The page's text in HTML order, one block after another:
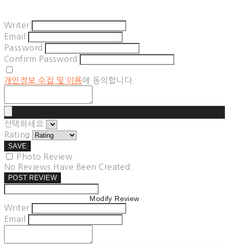
Writer
Email
Password
Confirm Password
개인정보 수집 및 이용에 동의합니다.
선택하세요
Rating
SAVE
Photo Review
No Reviews Have Been Created.
POST REVIEW
Modify Review
Writer
Email